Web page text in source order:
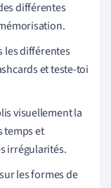
différentes
les différentes
et teste-toi
visuellement la
temps et
irrégularités.
les formes de